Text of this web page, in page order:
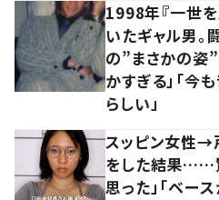
1998年『一世
いたギャル男。
の”まさかの姿”
かすぎる」「今
らしい」
スッピン女性→
をした結果……
思った」「ベース